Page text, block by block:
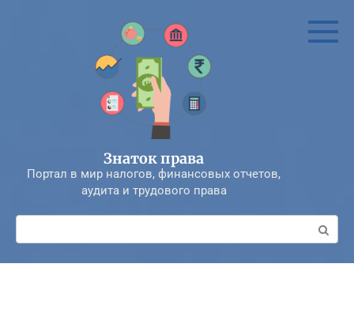
Знаток права
Портал в мир налогов, финансовых отчетов,
аудита и трудового права
Поиск: